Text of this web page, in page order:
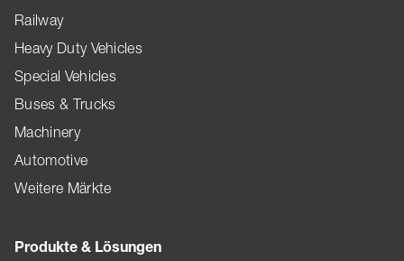
Railway
Heavy Duty Vehicles
Special Vehicles
Buses & Trucks
Machinery
Automotive
Weitere Märkte
Produkte & Lösungen